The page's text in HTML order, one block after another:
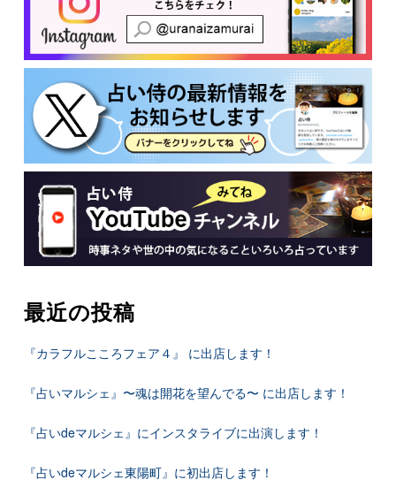
最近の投稿
『カラフルこころフェア４』 に出店します！
『占いマルシェ』〜魂は開花を望んでる〜 に出店します！
『占いdeマルシェ』にインスタライブに出演します！
『占いdeマルシェ東陽町』に初出店します！